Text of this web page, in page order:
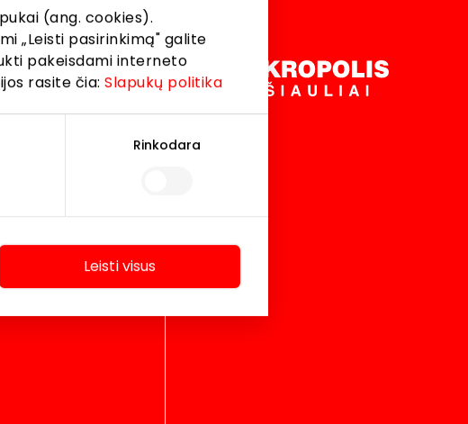
(ang. cookies).
„Leisti pasirinkimą" galite
pakeisdami interneto
rasite čia:Slapukų politika
Rinkodara
Leisti visus
© 2026 AKROPOLIS. All rights reserved.